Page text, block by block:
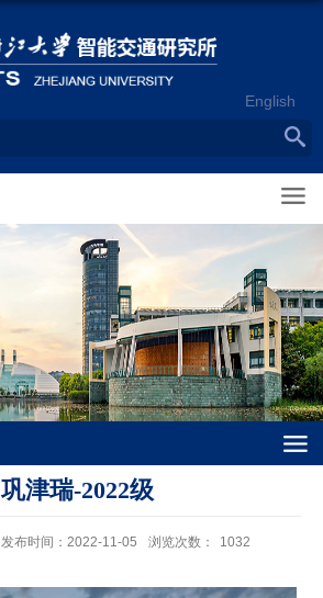
English
巩津瑞-2022级
发布时间：2022-11-05 浏览次数： 1032